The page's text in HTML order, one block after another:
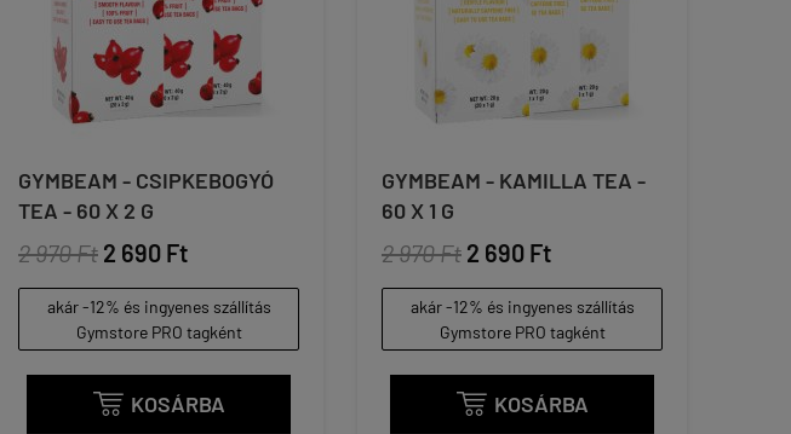
GYMBEAM - CSIPKEBOGYÓ
TEA - 60 X 2 G
2 970 Ft 2 690 Ft
akár -12% és ingyenes szállítás
Gymstore PRO tagként
 KOSÁRBA
GYMBEAM - KAMILLA TEA -
60 X 1 G
2 970 Ft 2 690 Ft
akár -12% és ingyenes szállítás
Gymstore PRO tagként
 KOSÁRBA